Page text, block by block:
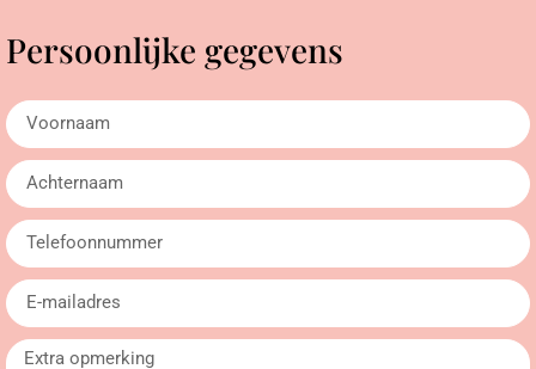
Persoonlijke gegevens